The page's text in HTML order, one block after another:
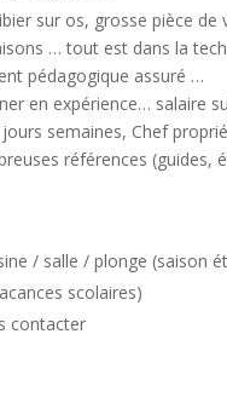
sur os, grosse pièce de
… tout est dans la
pédagogique assuré …
en expérience… salaire
semaines, Chef
références (guides,
/ salle / plonge (saison
scolaires)
contacter